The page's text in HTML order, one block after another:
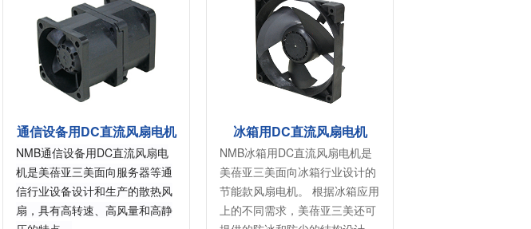
美蓓亚三美在过去的几十年间致
力于向各大整车厂、Tier1提供车
规级可靠的零部件。 美蓓亚三美
紧跟汽车制造业的设计创新和技
程师们不断地迎接汽车行业电动
化、自动化、共享、互联趋势所
带来地新挑战。
USB连接器
Mini Coaxial连接器
电源管理IC
风扇马达驱动IC
ADC/AFE IC
HBS总线收发器IC
通信设备用DC直流风扇电机
NMB通信设备用DC直流风扇电
机是美蓓亚三美面向服务器等通
信行业设备设计和生产的散热风
扇，具有高转速、高风量和高静
冰箱用DC直流风扇电机
NMB冰箱用DC直流风扇电机是
美蓓亚三美面向冰箱行业设计的
节能款风扇电机。 根据冰箱应用
上的不同需求，美蓓亚三美还可